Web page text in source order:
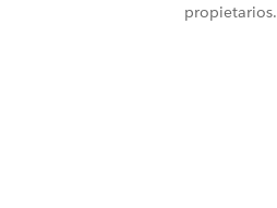
propietarios.